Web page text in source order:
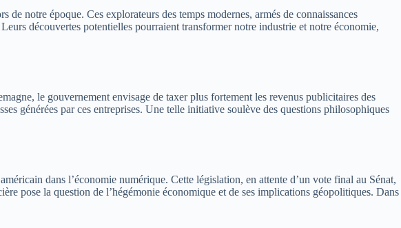
notre époque. Ces explorateurs des temps modernes, armés de connaissances
découvertes potentielles pourraient transformer notre industrie et notre économie,
le gouvernement envisage de taxer plus fortement les revenus publicitaires des
générées par ces entreprises. Une telle initiative soulève des questions philosophiques
dans l’économie numérique. Cette législation, en attente d’un vote final au Sénat,
pose la question de l’hégémonie économique et de ses implications géopolitiques. Dans